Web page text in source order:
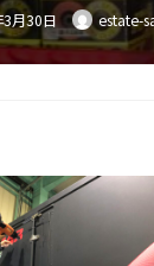
月30日 estate-